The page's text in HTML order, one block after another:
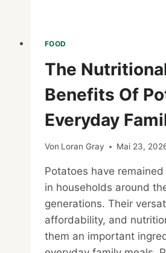
FOOD
The
Benefits Of
Everyday
Von Loran Gray Mai 23,
Potatoes have
in households around
generations. Their
affordability, and
them an important